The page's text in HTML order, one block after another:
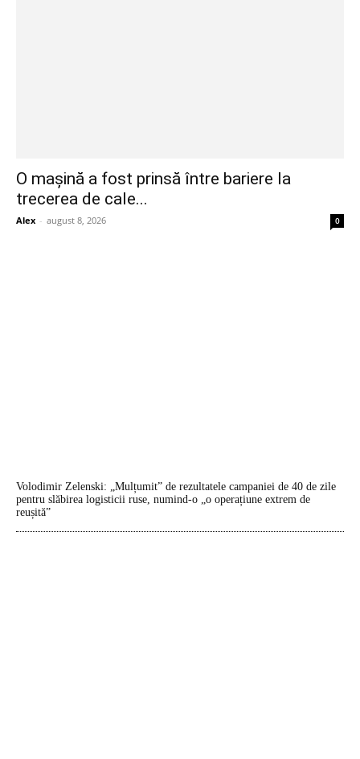
O mașină a fost prinsă între bariere la
trecerea de cale...
Alex - august 8, 2026 0
Volodimir Zelenski: „Mulțumit” de rezultatele campaniei de 40 de zile
pentru slăbirea logisticii ruse, numind-o „o operațiune extrem de
reușită”